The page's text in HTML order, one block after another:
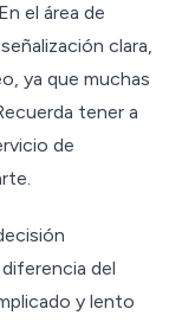
el área de
clara,
ya que muchas
tener a
de
del
y lento